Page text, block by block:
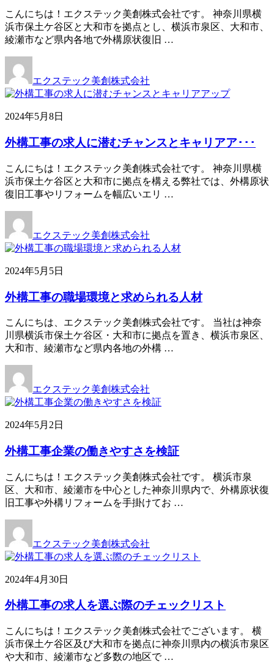
こんにちは！エクステック美創株式会社です。 神奈川県横
浜市保土ケ谷区と大和市を拠点とし、横浜市泉区、大和市、
綾瀬市など県内各地で外構原状復旧 …
エクステック美創株式会社
2024年5月8日
外構工事の求人に潜むチャンスとキャリアア･･･
こんにちは！エクステック美創株式会社です。 神奈川県横
浜市保土ケ谷区と大和市に拠点を構える弊社では、外構原状
復旧工事やリフォームを幅広いエリ …
エクステック美創株式会社
2024年5月5日
外構工事の職場環境と求められる人材
こんにちは、エクステック美創株式会社です。 当社は神奈
川県横浜市保土ケ谷区・大和市に拠点を置き、横浜市泉区、
大和市、綾瀬市など県内各地の外構 …
エクステック美創株式会社
2024年5月2日
外構工事企業の働きやすさを検証
こんにちは！エクステック美創株式会社です。 横浜市泉
区、大和市、綾瀬市を中心とした神奈川県内で、外構原状復
旧工事や外構リフォームを手掛けてお …
エクステック美創株式会社
2024年4月30日
外構工事の求人を選ぶ際のチェックリスト
こんにちは！エクステック美創株式会社でございます。 横
浜市保土ケ谷区及び大和市を拠点に神奈川県内の横浜市泉区
や大和市、綾瀬市など多数の地区で …